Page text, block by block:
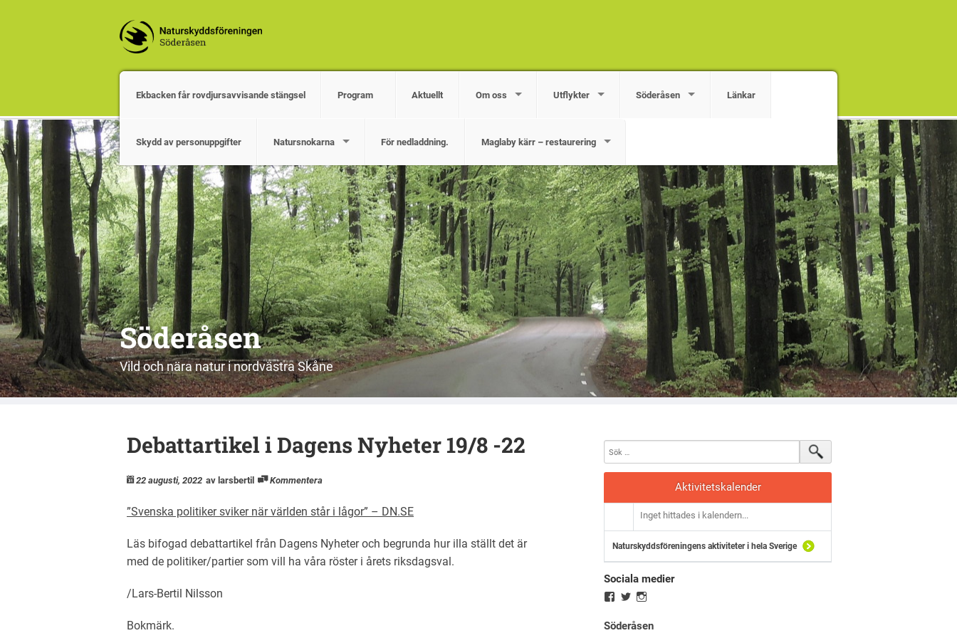
Ekbacken får rovdjursavvisande stängsel Program Aktuellt Om oss Utflykter Söderåsen Länkar
Skydd av personuppgifter Natursnokarna För nedladdning. Maglaby kärr – restaurering
Söderåsen
Vild och nära natur i nordvästra Skåne
Debattartikel i Dagens Nyheter 19/8 -22
22 augusti, 2022 av larsbertil Kommentera
”Svenska politiker sviker när världen står i lågor” – DN.SE
Läs bifogad debattartikel från Dagens Nyheter och begrunda hur illa ställt det är
med de politiker/partier som vill ha våra röster i årets riksdagsval.
/Lars-Bertil Nilsson
Bokmärk.
Aktivitetskalender
Inget hittades i kalendern...
Naturskyddsföreningens aktiviteter i hela Sverige
Sociala medier
Söderåsen